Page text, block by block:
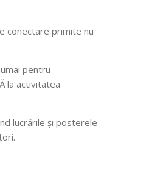
conectare primite nu
pentru
la activitatea
lucrările și posterele